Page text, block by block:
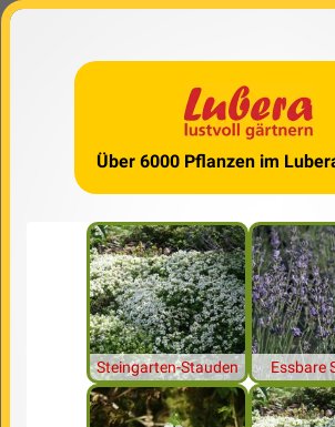
Über 6000 Pflanzen im
Steingarten-Stauden Essbare